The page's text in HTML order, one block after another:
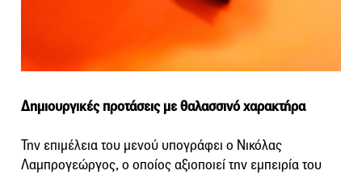
Δημιουργικές προτάσεις με θαλασσινό χαρακτήρα
Την επιμέλεια του μενού υπογράφει ο Νικόλας
Λαμπρογεώργος, ο οποίος αξιοποιεί την εμπειρία του